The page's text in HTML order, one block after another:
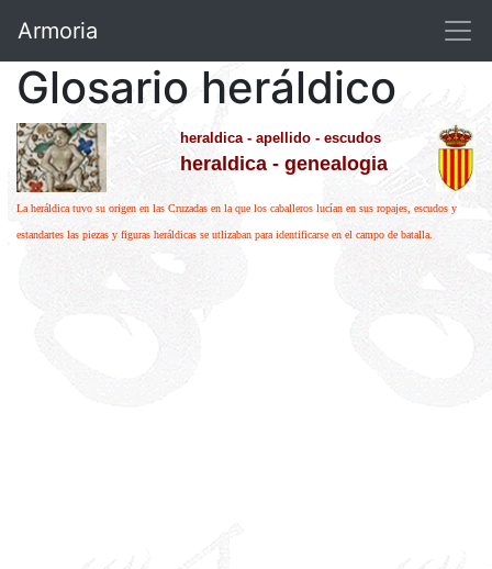
Armoria
Glosario heráldico
heraldica - apellido - escudos
heraldica - genealogia
La heráldica tuvo su origen en las Cruzadas en la que los caballeros lucían en sus ropajes, escudos y
estandartes las piezas y figuras heráldicas se utlizaban para identificarse en el campo de batalla.